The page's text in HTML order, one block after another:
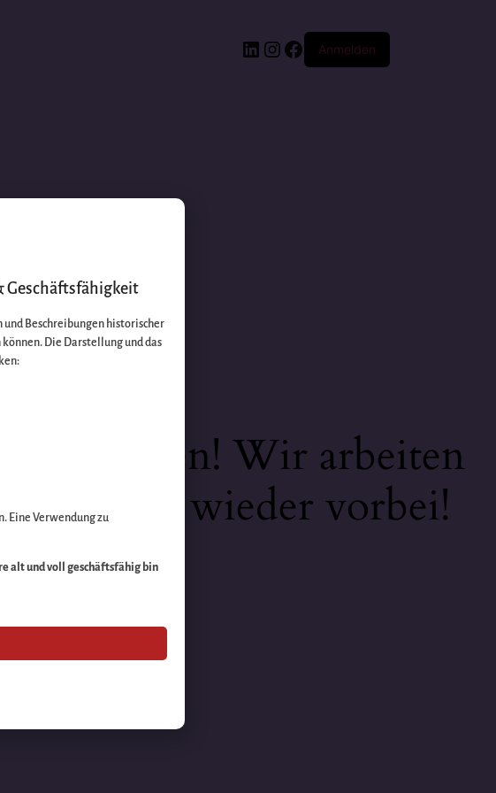
Anmelden
Wir arbeiten
Sie bald wieder vorbei!
Geschäftsfähigkeit
Beschreibungen historischer
Die Darstellung und das
Eine Verwendung zu
alt und voll geschäftsfähig bin